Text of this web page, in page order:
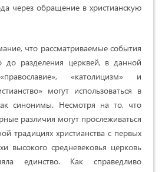
через обращение в христианскую
что рассматриваемые события
до разделения церквей, в данной
«католицизм» и
могут использоваться в
синонимы. Несмотря на то, что
различия могут прослеживаться
традициях христианства с первых
высокого средневековья церковь
единство. Как справедливо